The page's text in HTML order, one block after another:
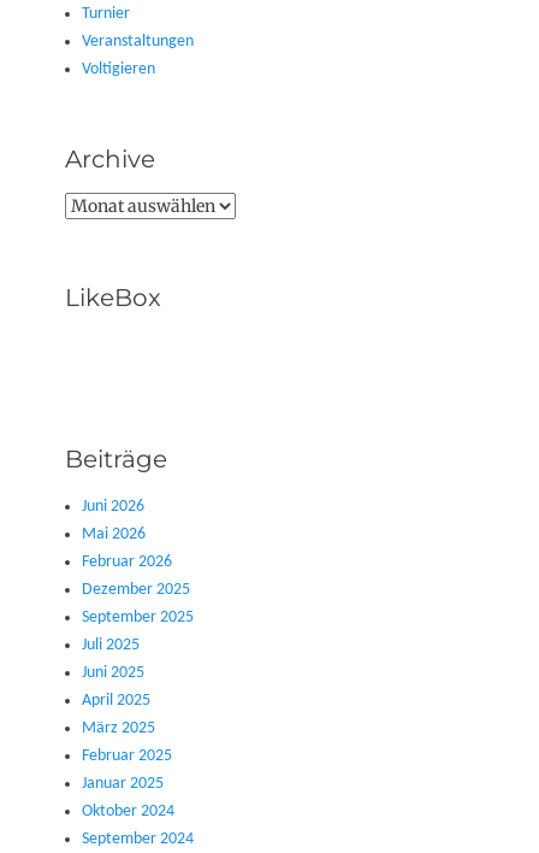
Turnier
Veranstaltungen
Voltigieren
Archive
Archive
LikeBox
Beiträge
Juni 2026
Mai 2026
Februar 2026
Dezember 2025
September 2025
Juli 2025
Juni 2025
April 2025
März 2025
Februar 2025
Januar 2025
Oktober 2024
September 2024